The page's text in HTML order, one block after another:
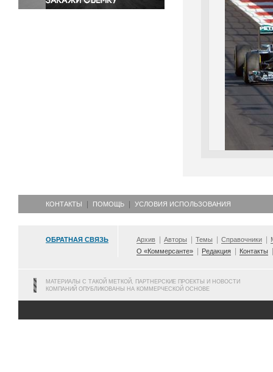
КОНТАКТЫ ПОМОЩЬ УСЛОВИЯ ИСПОЛЬЗОВАНИЯ
ОБРАТНАЯ СВЯЗЬ Архив Авторы Темы Справочники
О «Коммерсанте»
Редакция Контакты
МАТЕРИАЛЫ С ТАКОЙ МЕТКОЙ, ПАРТНЕРСКИЕ ПРОЕКТЫ И НОВОСТИ
КОМПАНИЙ ОПУБЛИКОВАНЫ НА КОММЕРЧЕСКОЙ ОСНОВЕ